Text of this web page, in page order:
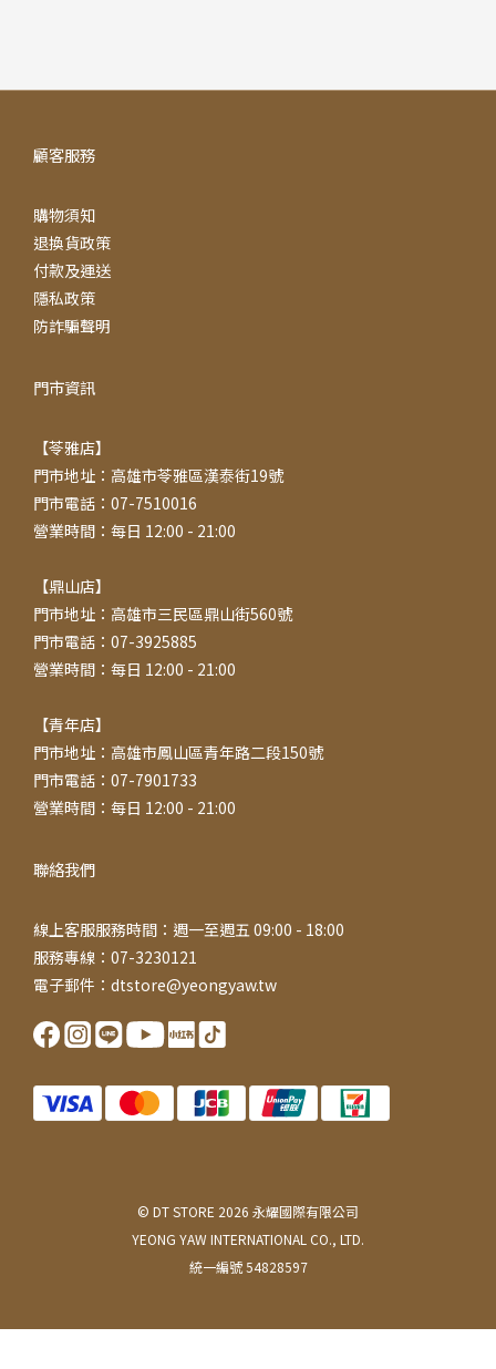
顧客服務
購物須知
退換貨政策
付款及運送
隱私政策
防詐騙聲明
門市資訊
【苓雅店】
門市地址：高雄市苓雅區漢泰街19號
門市電話：07-7510016
營業時間：每日 12:00 - 21:00
【鼎山店】
門市地址：高雄市三民區鼎山街560號
門市電話：07-3925885
營業時間：每日 12:00 - 21:00
【青年店】
門市地址：高雄市鳳山區青年路二段150號
門市電話：07-7901733
營業時間：每日 12:00 - 21:00
聯絡我們
線上客服服務時間：週一至週五 09:00 - 18:00
服務專線：07-3230121
電子郵件：dtstore@yeongyaw.tw
© DT STORE 2026 永耀國際有限公司
YEONG YAW INTERNATIONAL CO., LTD.
統一編號 54828597